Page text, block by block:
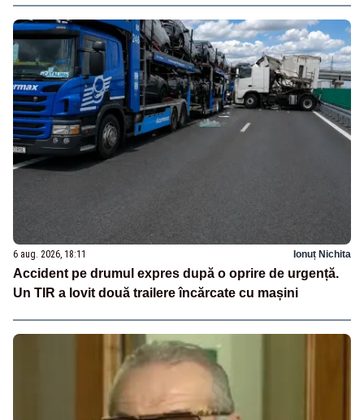
6 aug. 2026, 18:11 Ionuț Nichita
Accident pe drumul expres după o oprire de urgență.
Un TIR a lovit două trailere încărcate cu mașini